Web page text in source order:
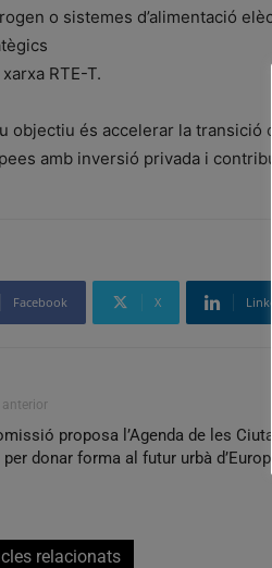
o sistemes d’alimentació
RTE-T.
objectiu és accelerar la transició
amb inversió privada i
Facebook X
anterior
proposa l’Agenda de les
per donar forma al futur urbà d’Europa
relacionats